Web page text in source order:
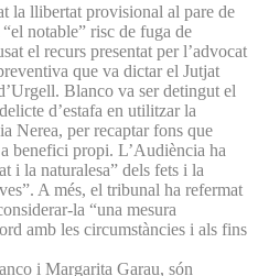
la llibertat provisional al pare de
notable” risc de fuga de
el recurs presentat per l’advocat
que va dictar el Jutjat
Blanco va ser detingut el
d’estafa en utilitzar la
Nerea, per recaptar fons que
benefici propi. L’Audiència ha
i la naturalesa” dels fets i la
A més, el tribunal ha refermat
la “una mesura
amb les circumstàncies i als fins
i Margarita Garau, són